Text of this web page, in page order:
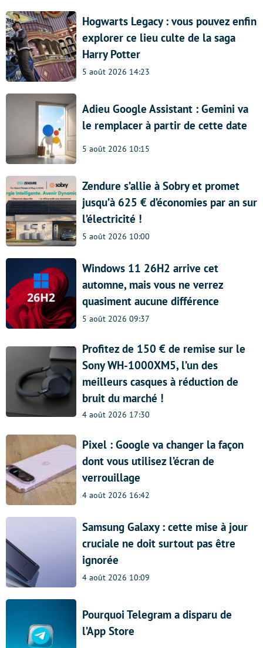
Hogwarts Legacy : vous pouvez enfin
explorer ce lieu culte de la saga
Harry Potter
5 août 2026 14:23
Adieu Google Assistant : Gemini va
le remplacer à partir de cette date
5 août 2026 10:15
Zendure s’allie à Sobry et promet
jusqu’à 625 € d’économies par an sur
l’électricité !
5 août 2026 10:00
Windows 11 26H2 arrive cet
automne, mais vous ne verrez
quasiment aucune différence
5 août 2026 09:37
Profitez de 150 € de remise sur le
Sony WH-1000XM5, l’un des
meilleurs casques à réduction de
bruit du marché !
4 août 2026 17:30
Pixel : Google va changer la façon
dont vous utilisez l’écran de
verrouillage
4 août 2026 16:42
Samsung Galaxy : cette mise à jour
cruciale ne doit surtout pas être
ignorée
4 août 2026 10:09
Pourquoi Telegram a disparu de
l’App Store